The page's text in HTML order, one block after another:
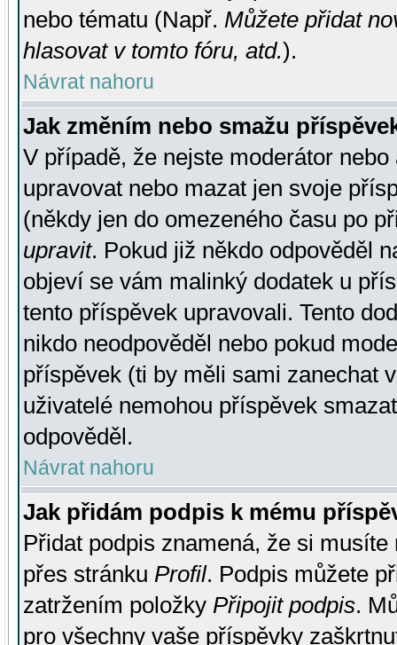
nebo tématu (Např. Můžete přidat
hlasovat v tomto fóru, atd.).
Návrat nahoru
Jak změním nebo smažu
V případě, že nejste moderátor
upravovat nebo mazat jen svoje
(někdy jen do omezeného času po
upravit. Pokud již někdo odpověděl
objeví se vám malinký dodatek u
tento příspěvek upravovali. Tento
nikdo neodpověděl nebo pokud
příspěvek (ti by měli sami zanechat
uživatelé nemohou příspěvek
odpověděl.
Návrat nahoru
Jak přidám podpis k mému
Přidat podpis znamená, že si
přes stránku Profil. Podpis můžete
zatržením položky Připojit podpis.
pro všechny vaše příspěvky